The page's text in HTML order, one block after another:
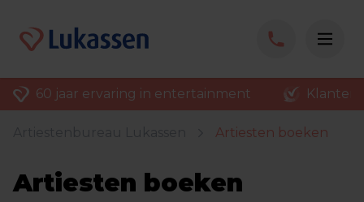
60 jaar ervaring in entertainment
Artiesten boeken
Artiesten boeken